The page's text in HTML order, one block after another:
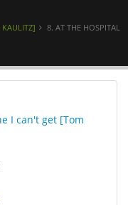
8. AT THE HOSPITAL
I can't get [Tom